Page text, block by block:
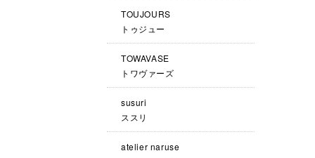
TOUJOURS
トゥジュー
TOWAVASE
トワヴァーズ
susuri
ススリ
atelier naruse